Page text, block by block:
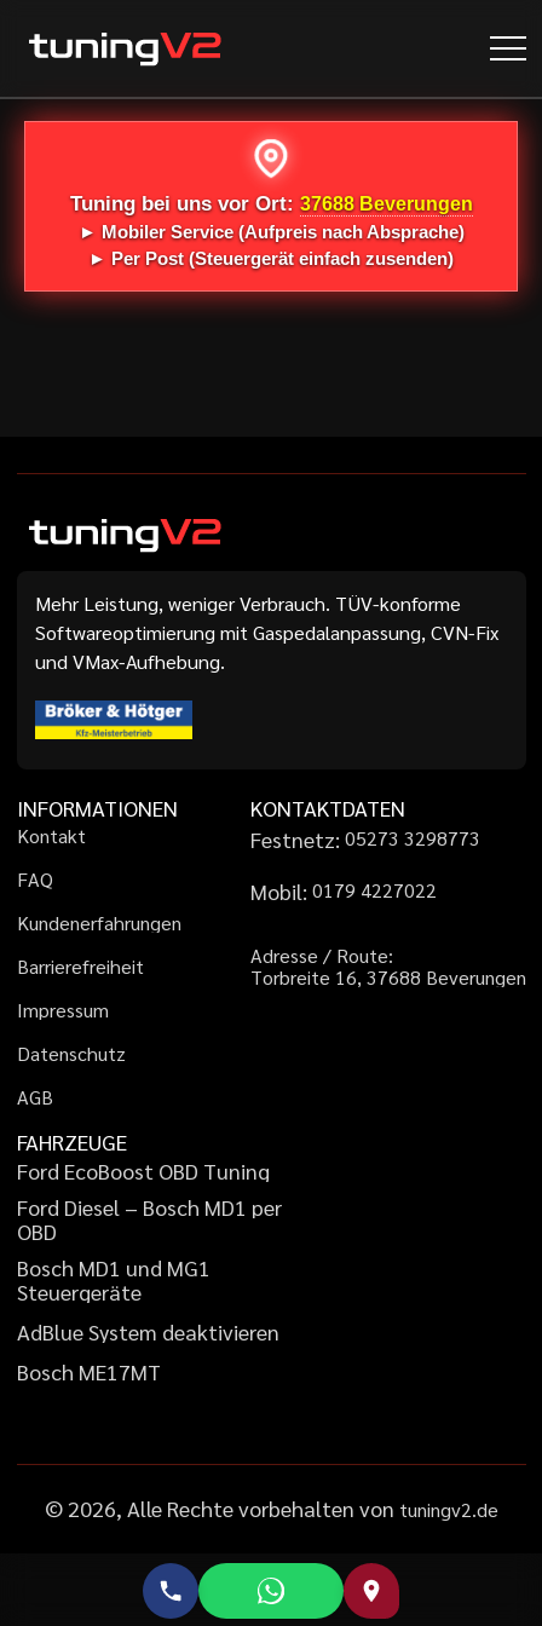
Tuning bei uns vor Ort: 37688 Beverungen
► Mobiler Service(Aufpreis nach Absprache)
►Per Post(Steuergerät einfach zusenden)
Mehr Leistung, weniger Verbrauch. TÜV-konforme
Softwareoptimierung mit Gaspedalanpassung, CVN-Fix
und VMax-Aufhebung.
INFORMATIONEN
Kontakt
FAQ
Kundenerfahrungen
Barrierefreiheit
Impressum
Datenschutz
AGB
KONTAKTDATEN
Festnetz: 05273 3298773
Mobil: 01 79 4227022
Adresse / Route:
Torbreite 16, 37688 Beverungen
FAHRZEUGE
Ford EcoBoost OBD Tuning
Ford Diesel – Bosch MD1 per
OBD
Bosch MD1 und MG1
Steuergeräte
AdBlueSystem deaktivieren
Bosch ME17MT
© 2026, Alle Rechte vorbehalten von tuningv2.de